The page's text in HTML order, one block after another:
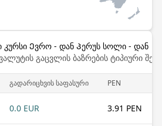
კურსი Ევრო - დან Პერუს სოლი - დან
გაცვლის ბაზრების ტიპიური
გადარიცხვის საფასური PEN
0.0 EUR 3.91 PEN